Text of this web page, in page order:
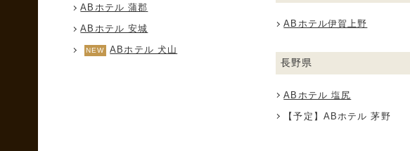
ABホテル 蒲郡
ABホテル 安城
ABホテル 犬山
ABホテル伊賀上野
長野県
ABホテル 塩尻
【予定】ABホテル 茅野